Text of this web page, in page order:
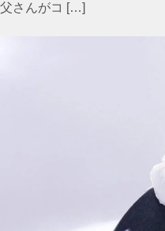
父さんがコ […]